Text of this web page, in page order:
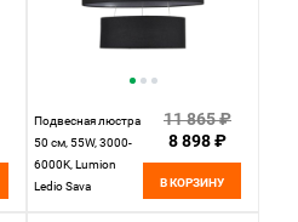
Подвесная люстра
50 см, 55W, 3000-
6000K, Lumion
Ledio Sava
11 865 ₽
8 898 ₽
В КОРЗИНУ